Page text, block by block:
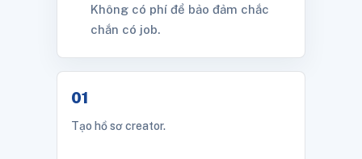
Không có phí để bảo đảm chắc
chắn có job.
Tạo hồ sơ creator.